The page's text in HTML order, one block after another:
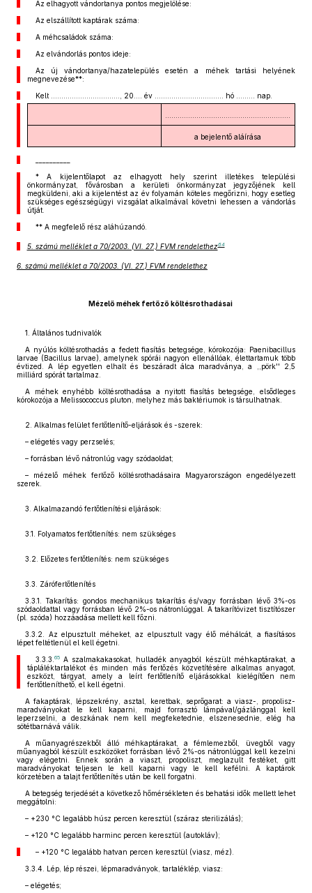
Az elhagyott vándortanya pontos megjelölése:
Az elszállított kaptárak száma:
A méhcsaládok száma:
Az elvándorlás pontos ideje:
Az új vándortanya/hazatelepülés esetén a méhek tartási helyének
megnevezése**:
Kelt ................................., 20.... év ................................. hó ......... nap.
a bejelentő aláírása
* A kijelentőlapot az elhagyott hely szerint illetékes települési
önkormányzat, fővárosban a kerületi önkormányzat jegyzőjének kell
megküldeni, aki a kijelentést az év folyamán köteles megőrizni, hogy esetleg
szükséges egészségügyi vizsgálat alkalmával követni lehessen a vándorlás
útját.
** A megfelelő rész aláhúzandó.
5. számú melléklet a 70/2003. (VI. 27.) FVM rendelethez64
6. számú melléklet a 70/2003. (VI. 27.) FVM rendelethez
Mézelő méhek fertőző költésrothadásai
1. Általános tudnivalók
A nyúlós költésrothadás a fedett fiasítás betegsége, kórokozója: Paenibacillus
larvae (Bacillus larvae), amelynek spórái nagyon ellenállóak, élettartamuk több
évtized. A lép egyetlen elhalt és beszáradt álca maradványa, a ,,pörk'' 2,5
milliárd spórát tartalmaz.
A méhek enyhébb költésrothadása a nyitott fiasítás betegsége, elsődleges
kórokozója a Melissococcus pluton, melyhez más baktériumok is társulhatnak.
2. Alkalmas felület fertőtlenítő-eljárások és -szerek:
– elégetés vagy perzselés;
– forrásban lévő nátronlúg vagy szódaoldat;
– mézelő méhek fertőző költésrothadásaira Magyarországon engedélyezett
szerek.
3. Alkalmazandó fertőtlenítési eljárások:
3.1. Folyamatos fertőtlenítés: nem szükséges
3.2. Előzetes fertőtlenítés: nem szükséges
3.3. Zárófertőtlenítés
3.3.1. Takarítás: gondos mechanikus takarítás és/vagy forrásban lévő 3%-os
szódaoldattal vagy forrásban lévő 2%-os nátronlúggal. A takarítóvizet tisztítószer
(pl. szóda) hozzáadása mellett kell főzni.
3.3.2. Az elpusztult méheket, az elpusztult vagy élő méhálcát, a fiasításos
lépet feltétlenül el kell égetni.
3.3.3. 65A szalmakakasokat, hulladék anyagból készült méhkaptárakat, a
tápláléktartalékot és minden más fertőzés közvetítésére alkalmas anyagot,
eszközt, tárgyat, amely a leírt fertőtlenítő eljárásokkal kielégítően nem
fertőtleníthető, el kell égetni.
A fakaptárak, lépszekrény, asztal, keretbak, seprőgarat: a viasz-, propolisz-
maradványokat le kell kaparni, majd forrasztó lámpával/gázlánggal kell
leperzselni, a deszkának nem kell megfeketednie, elszenesednie, elég ha
sötétbarnává válik.
A műanyagrészekből álló méhkaptárakat, a fémlemezből, üvegből vagy
műanyagból készült eszközöket forrásban lévő 2%-os nátronlúggal kell kezelni
vagy elégetni. Ennek során a viaszt, propoliszt, meglazult festéket, gitt
maradványokat teljesen le kell kaparni vagy le kell kefélni. A kaptárok
körzetében a talajt fertőtlenítés után be kell forgatni.
A betegség terjedését a következő hőmérsékleten és behatási idők mellett lehet
meggátolni:
– +230 °C legalább húsz percen keresztül (száraz sterilizálás);
– +120 °C legalább harminc percen keresztül (autokláv);
– +120 °C legalább hatvan percen keresztül (viasz, méz).
3.3.4. Lép, lép részei, lépmaradványok, tartaléklép, viasz:
– elégetés;